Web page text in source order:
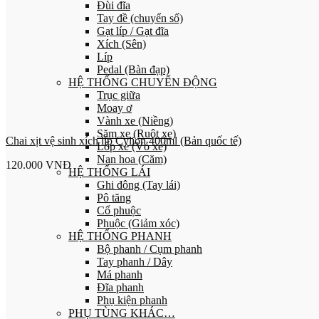
Đùi đĩa
Tay đề (chuyển số)
Gạt líp / Gạt đĩa
Xích (Sên)
Líp
Pedal (Bàn đạp)
HỆ THỐNG CHUYỂN ĐỘNG
Trục giữa
Moay ơ
Vành xe (Niềng)
Săm xe (Ruột xe)
Lốp xe (Vỏ xe)
Nan hoa (Căm)
HỆ THỐNG LÁI
Ghi đông (Tay lái)
Pô tăng
Cổ phuộc
Phuộc (Giảm xóc)
HỆ THỐNG PHANH
Bộ phanh / Cụm phanh
Tay phanh / Dây
Má phanh
Đĩa phanh
Phụ kiện phanh
PHỤ TÙNG KHÁC…
Chai xịt vệ sinh xích líp Cylion 400ml (Bản quốc tế)
120.000 VNĐ